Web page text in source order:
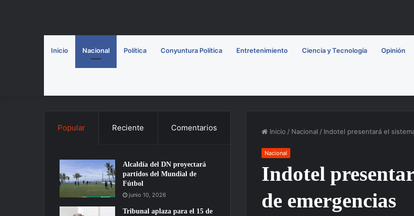
Inicio Nacional Política Conyuntura Política Entretenimiento Ciencia y Tecnología Opinión
Inicio / Nacional / Indotel presentará el
Nacional
Indotel
de emergencias
Popular Reciente Comentarios
Alcaldía del DN proyectará
partidos del Mundial de
Fútbol
junio 10, 2026
Tribunal aplaza para el 15 de